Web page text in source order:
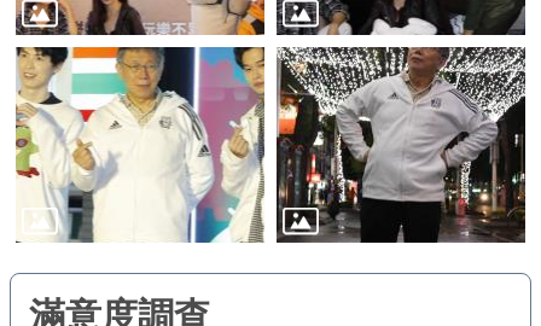
記
服
務
商
業
理
商
業